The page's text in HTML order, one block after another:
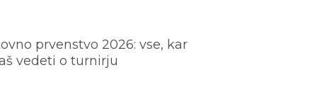
prvenstvo 2026: vse, kar
vedeti o turnirju